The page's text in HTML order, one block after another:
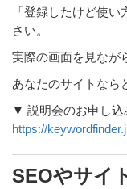
「登録したけど使
さい。
実際の画面を見なが
あなたのサイトなら
▼ 説明会のお申し込
https://
SEOやサイ